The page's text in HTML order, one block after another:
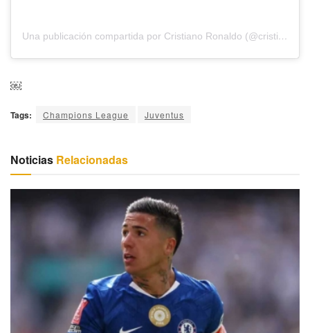
Una publicación compartida por Cristiano Ronaldo (@cristiano)
￼
Tags: Champions League Juventus
Noticias Relacionadas